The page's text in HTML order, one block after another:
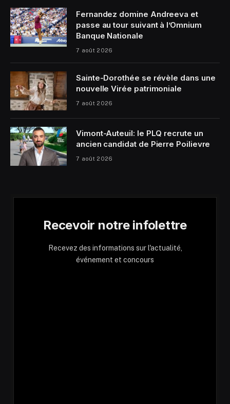
Fernandez domine Andreeva et
passe au tour suivant à l’Omnium
Banque Nationale
7 août 2026
Sainte-Dorothée se révèle dans une
nouvelle Virée patrimoniale
7 août 2026
Vimont-Auteuil: le PLQ recrute un
ancien candidat de Pierre Poilievre
7 août 2026
Recevoir notre infolettre
Recevez des informations sur l'actualité,
événement et concours